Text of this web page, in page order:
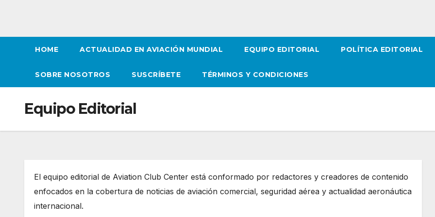
HOME ACTUALIDAD EN AVIACIÓN MUNDIAL EQUIPO EDITORIAL POLÍTICA EDITORIAL
SOBRE NOSOTROS SUSCRÍBETE TÉRMINOS Y CONDICIONES
Equipo Editorial
El equipo editorial de Aviation Club Center está conformado por redactores y creadores de contenido
enfocados en la cobertura de noticias de aviación comercial, seguridad aérea y actualidad aeronáutica
internacional.